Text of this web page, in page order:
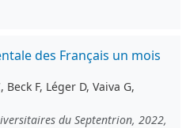
des Français un mois
F, Léger D, Vaiva G,
du Septentrion, 2022,